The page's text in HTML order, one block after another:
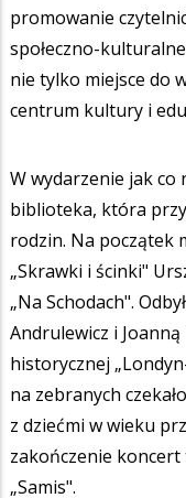
promowanie
społeczno-
nie tylko miejsce do
centrum kultury i
W wydarzenie jak co
biblioteka, która
rodzin. Na początek
„Skrawki i ścinki"
„Na Schodach".
Andrulewicz i
historycznej
na zebranych
z dziećmi w wieku
zakończenie
„Samis".